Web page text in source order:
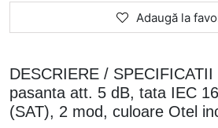
Adaugă la
DESCRIERE /
pasanta att. 5 dB, tata IEC
(SAT), 2 mod, culoare Otel